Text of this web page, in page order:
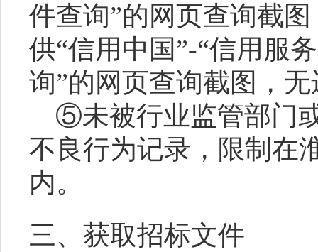
件查询”的网页查询截
供“信用中国”-“信用服
询”的网页查询截图，
⑤未被行业监管部门
不良行为记录，限制在
内。
三、获取招标文件